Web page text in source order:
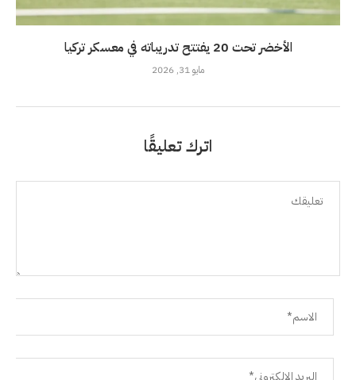
الأخضر تحت 20 يفتتح تدريباته في معسكر تركيا
مايو 31, 2026
اترك تعليقًا